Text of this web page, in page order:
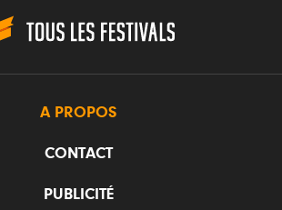
A PROPOS
CONTACT
PUBLICITÉ